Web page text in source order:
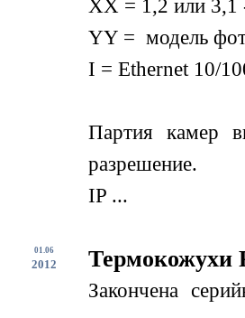
XX = 1,2 или 3,1
YY = модель
I = Ethernet 10/
Партия камер
разрешение.
IP ...
01.06
2012 Термокожухи
Закончена